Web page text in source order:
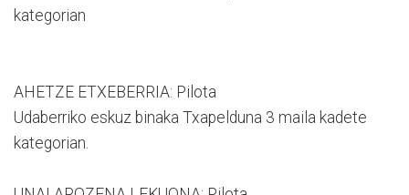
kategorian
AHETZE ETXEBERRIA: Pilota
Udaberriko eskuz binaka Txapelduna 3 maila kadete
kategorian.